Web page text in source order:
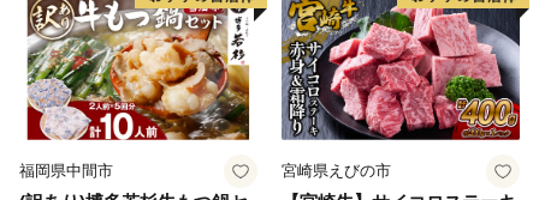
福岡県中間市 宮崎県えびの市